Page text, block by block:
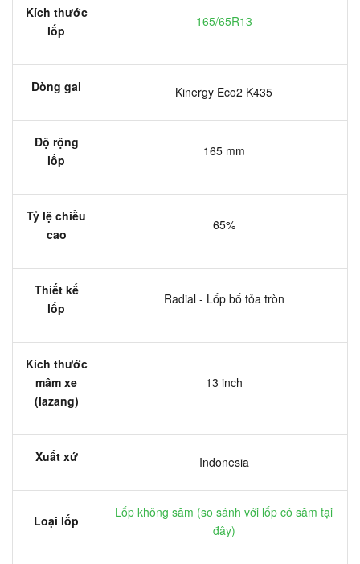
Kích thước
lốp
165/65R13
Dòng gai Kinergy Eco2 K435
Độ rộng
lốp
165 mm
Tỷ lệ chiều
cao
65%
Thiết kế
lốp
Radial - Lốp bố tỏa tròn
Kích thước
mâm xe
(lazang)
13 inch
Xuất xứ Indonesia
Loại lốp
Lốp không săm (so sánh với lốp có săm tại
đây)